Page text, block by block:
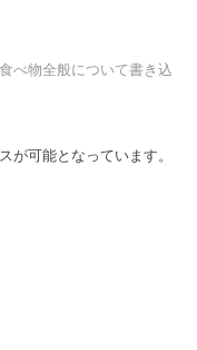
べ物全般について書き込
が可能となっています。